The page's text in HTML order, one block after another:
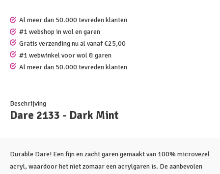
Al meer dan 50.000 tevreden klanten
#1 webshop in wol en garen
Gratis verzending nu al vanaf €25,00
#1 webwinkel voor wol & garen
Al meer dan 50.000 tevreden klanten
Beschrijving
Dare 2133 - Dark Mint
Durable Dare! Een fijn en zacht garen gemaakt van 100% microvezel
acryl, waardoor het niet zomaar een acrylgaren is. De aanbevolen